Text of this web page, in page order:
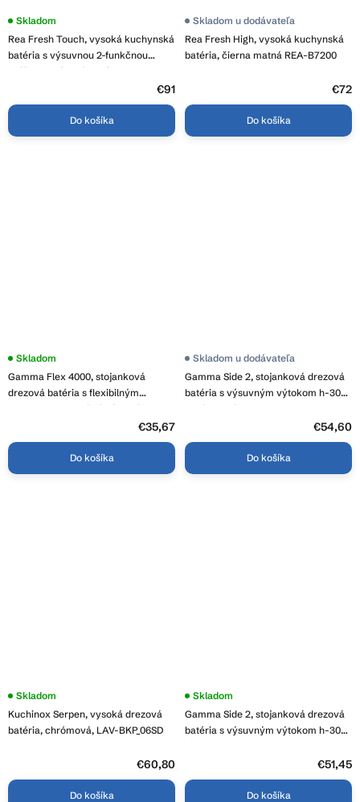
Rea Fresh Touch, vysoká kuchynská
batéria s výsuvnou 2-funkčnou
spŕškou, brúsená oceľ, REA-B6735
Skladom
€91
Do košíka
Rea Fresh High, vysoká kuchynská
batéria, čierna matná REA-B7200
Skladom u dodávateľa
€72
Do košíka
Gamma Flex 4000, stojanková
drezová batéria s flexibilným
ramenom, 2-funkčný výtok, čierna-
Skladom
€35,67
Do košíka
Gamma Side 2, stojanková drezová
batéria s výsuvným výtokom h-300,
zlatá matná, GMA-BSE2-BG
Skladom u dodávateľa
€54,60
Do košíka
Kuchinox Serpen, vysoká drezová
batéria, chrómová, LAV-BKP_06SD
Skladom
€60,80
Do košíka
Gamma Side 2, stojanková drezová
batéria s výsuvným výtokom h-300,
Skladom
€51,45
Do košíka